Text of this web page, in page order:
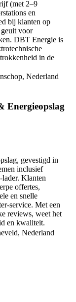
(met 2–9
en
bij klanten op
voor
DBT Energie is
in de
Nederland
Energieopslag
gevestigd in
inclusief
Klanten
offertes,
en snelle
Met een
reviews, weet het
en kwaliteit.
Nederland